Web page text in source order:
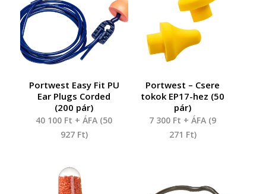
Portwest Easy Fit PU
Ear Plugs Corded
(200 pár)
40 100 Ft + ÁFA (50
927 Ft)
Portwest – Csere
tokok EP17-hez (50
pár)
7 300 Ft + ÁFA (9
271 Ft)